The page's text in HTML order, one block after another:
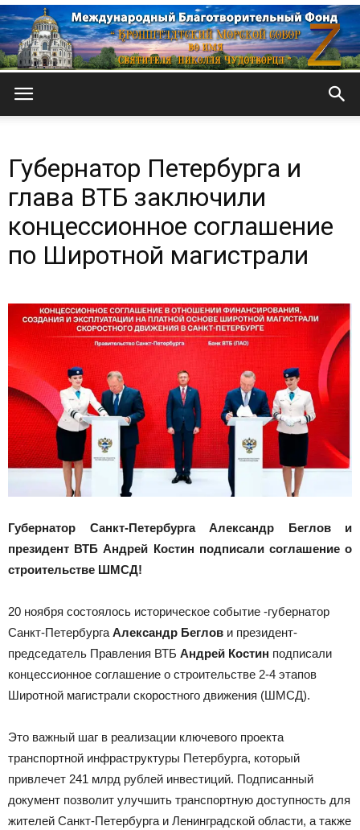
Морской
собор
Губернатор Петербурга и
глава ВТБ заключили
концессионное соглашение
по Широтной магистрали
Губернатор Санкт-Петербурга Александр Беглов и
президент ВТБ Андрей Костин подписали соглашение о
строительстве ШМСД!
20 ноября состоялось историческое событие -губернатор
Санкт-ПетербургаАлександр Беглов и президент-
председатель Правления ВТБ Андрей Костин подписали
концессионное соглашение о строительстве 2-4 этапов
Широтной магистрали скоростного движения (ШМСД).
Это важный шаг в реализации ключевого проекта
транспортной инфраструктуры Петербурга, который
привлечет 241 млрд рублей инвестиций. Подписанный
документ позволит улучшить транспортную доступность для
жителей Санкт-Петербурга и Ленинградской области, а также